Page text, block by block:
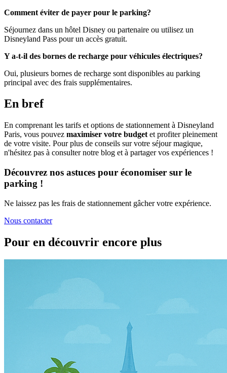
Comment éviter de payer pour le parking?
Séjournez dans un hôtel Disney ou partenaire ou utilisez un
Disneyland Pass pour un accès gratuit.
Y a-t-il des bornes de recharge pour véhicules électriques?
Oui, plusieurs bornes de recharge sont disponibles au parking
principal avec des frais supplémentaires.
En bref
En comprenant les tarifs et options de stationnement à Disneyland
Paris, vous pouvez maximiser votre budget et profiter pleinement
de votre visite. Pour plus de conseils sur votre séjour magique,
n'hésitez pas à consulter notre blog et à partager vos expériences !
Découvrez nos astuces pour économiser sur le
parking !
Ne laissez pas les frais de stationnement gâcher votre expérience.
Nous contacter
Pour en découvrir encore plus